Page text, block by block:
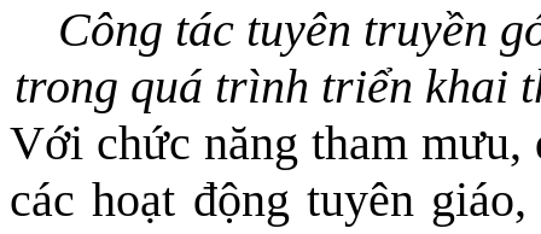
Công tác tuyên truyền
trong quá trình triển khai
Với chức năng tham
các hoạt động tuyên